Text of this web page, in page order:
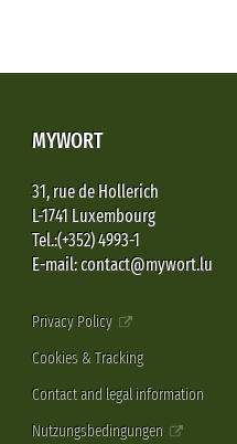
MYWORT
31, rue de Hollerich
L-1741 Luxembourg
Tel.:(+352) 4993-1
E-mail: contact@mywort.lu
Privacy Policy
Cookies & Tracking
Contact and legal information
Nutzungsbedingungen